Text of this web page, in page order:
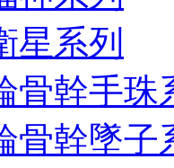
星系列
骨幹手珠
骨幹墜子